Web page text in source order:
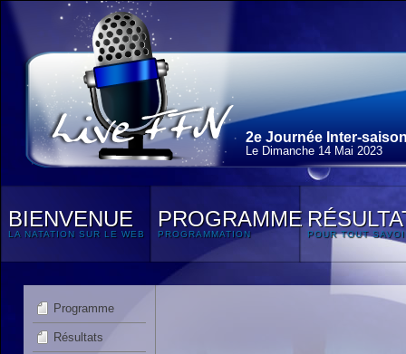
2e Journée Inter-
Le Dimanche 14 Mai 2023
BIENVENUE
LA NATATION SUR LE WEB
PROGRAMME
PROGRAMMATION POUR TOUT
Programme
Résultats